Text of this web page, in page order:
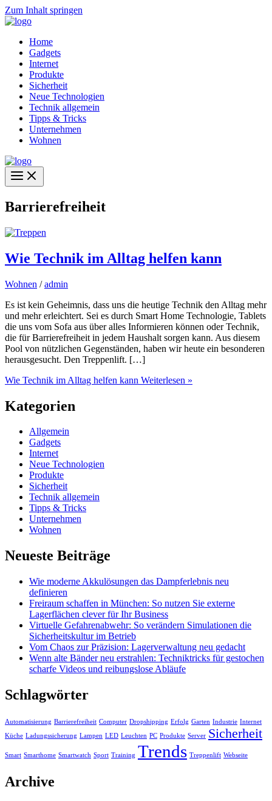
Zum Inhalt springen
Home
Gadgets
Internet
Produkte
Sicherheit
Neue Technologien
Technik allgemein
Tipps & Tricks
Unternehmen
Wohnen
Barrierefreiheit
Wie Technik im Alltag helfen kann
Wohnen /admin
Es ist kein Geheimnis, dass uns die heutige Technik den Alltag mehr
und mehr erleichtert. Sei es durch Smart Home Technologie, Tablets
die uns vom Sofa aus über alles Informieren können oder Technik,
die für Barrierefreiheit in jedem Haushalt sorgen kann. Aus diesem
Pool von nützlichen Gegenständen, haben wir heute ein besonderen
herausgesucht. Den Treppenlift. […]
Wie Technik im Alltag helfen kann Weiterlesen »
Kategorien
Allgemein
Gadgets
Internet
Neue Technologien
Produkte
Sicherheit
Technik allgemein
Tipps & Tricks
Unternehmen
Wohnen
Neueste Beiträge
Wie moderne Akkulösungen das Dampferlebnis neu
definieren
Freiraum schaffen in München: So nutzen Sie externe
Lagerflächen clever für Ihr Business
Virtuelle Gefahrenabwehr: So verändern Simulationen die
Sicherheitskultur im Betrieb
Vom Chaos zur Präzision: Lagerverwaltung neu gedacht
Wenn alte Bänder neu erstrahlen: Techniktricks für gestochen
scharfe Videos und reibungslose Abläufe
Schlagwörter
Automatisierung Barrierefreiheit Computer Dropshipping Erfolg Garten Industrie Internet
Küche Ladungssicherung Lampen LED Leuchten PC Produkte Server Sicherheit
Smart Smarthome Smartwatch Sport Training Trends Treppenlift Webseite
Archive